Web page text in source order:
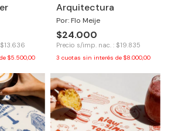
$5.500,00
Arquitectura
Por: Flo Meije
$24.000
Precio s/imp. nac. : $19.835
3 cuotas sin interés de $8.000,00